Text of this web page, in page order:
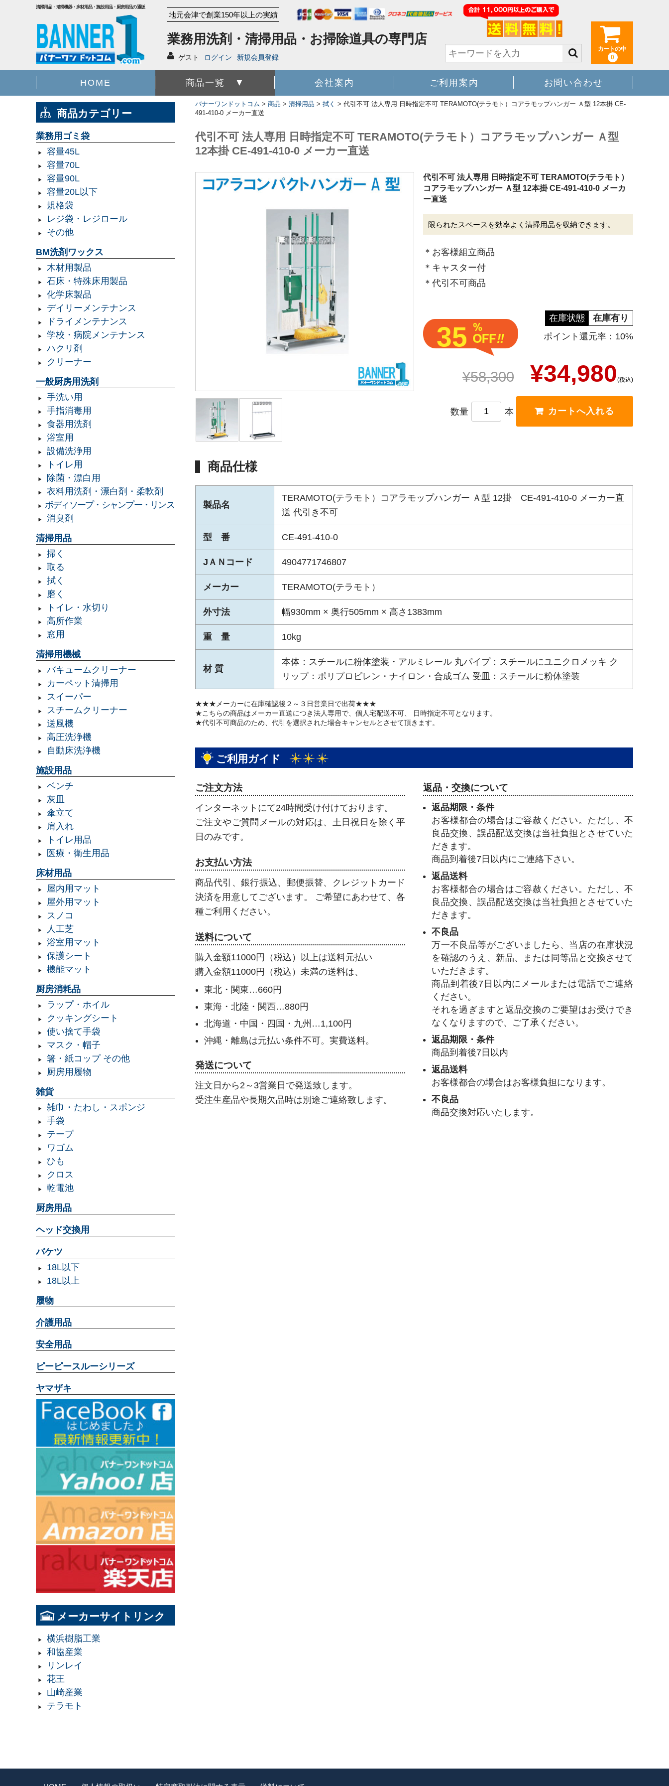
清掃用品・清掃機器・床材用品・施設用品・厨房用品の通販
地元会津で創業150年以上の実績
業務用洗剤・清掃用品・お掃除道具の専門店
ゲスト ログイン 新規会員登録
カートの中
0
HOME 商品一覧 ▼ 会社案内 ご利用案内 お問い合わせ
バナーワンドットコム > 商品 > 清掃用品 > 拭く > 代引不可 法人専用 日時指定不可 TERAMOTO(テラモト）コアラモップハンガー Ａ型 12本掛 CE-
491-410-0 メーカー直送
代引不可 法人専用 日時指定不可 TERAMOTO(テラモト）コアラモップハンガー Ａ型
12本掛 CE-491-410-0 メーカー直送
代引不可 法人専用 日時指定不可 TERAMOTO(テラモト）
コアラモップハンガー Ａ型 12本掛 CE-491-410-0 メーカ
ー直送
限られたスペースを効率よく清掃用品を収納できます。
＊お客様組立商品
＊キャスター付
＊代引不可商品
在庫状態
在庫有り
ポイント還元率：10%
35
¥58,300 ¥34,980(税込)
数量 本
商品仕様
製品名
TERAMOTO(テラモト）コアラモップハンガー Ａ型 12掛 CE-491-410-0 メーカー直
送 代引き不可
型 番 CE-491-410-0
JＡＮコード 4904771746807
メーカー TERAMOTO(テラモト）
外寸法 幅930mm × 奥行505mm × 高さ1383mm
重 量 10kg
材 質
本体：スチールに粉体塗装・アルミレール 丸パイプ：スチールにユニクロメッキ ク
リップ：ポリプロピレン・ナイロン・合成ゴム 受皿：スチールに粉体塗装
★★★メーカーに在庫確認後２～３日営業日で出荷★★★
★こちらの商品はメーカー直送につき法人専用で、個人宅配送不可、 日時指定不可となります。
★代引不可商品のため、代引を選択された場合キャンセルとさせて頂きます。
ご利用ガイド
ご注文方法
インターネットにて24時間受け付けております。
ご注文やご質問メールの対応は、土日祝日を除く平
日のみです。
お支払い方法
商品代引、銀行振込、郵便振替、クレジットカード
決済を用意してございます。 ご希望にあわせて、各
種ご利用ください。
送料について
購入金額11000円（税込）以上は送料元払い
購入金額11000円（税込）未満の送料は、
東北・関東…660円
東海・北陸・関西…880円
北海道・中国・四国・九州…1,100円
沖縄・離島は元払い条件不可。実費送料。
発送について
注文日から2～3営業日で発送致します。
受注生産品や長期欠品時は別途ご連絡致します。
返品・交換について
返品期限・条件
お客様都合の場合はご容赦ください。ただし、不
良品交換、誤品配送交換は当社負担とさせていた
だきます。
商品到着後7日以内にご連絡下さい。
返品送料
お客様都合の場合はご容赦ください。ただし、不
良品交換、誤品配送交換は当社負担とさせていた
だきます。
不良品
万一不良品等がございましたら、当店の在庫状況
を確認のうえ、新品、または同等品と交換させて
いただきます。
商品到着後7日以内にメールまたは電話でご連絡
ください。
それを過ぎますと返品交換のご要望はお受けでき
なくなりますので、ご了承ください。
返品期限・条件
商品到着後7日以内
返品送料
お客様都合の場合はお客様負担になります。
不良品
商品交換対応いたします。
商品カテゴリー
業務用ゴミ袋
容量45L
容量70L
容量90L
容量20L以下
規格袋
レジ袋・レジロール
その他
BM洗剤ワックス
木材用製品
石床・特殊床用製品
化学床製品
デイリーメンテナンス
ドライメンテナンス
学校・病院メンテナンス
ハクリ剤
クリーナー
一般厨房用洗剤
手洗い用
手指消毒用
食器用洗剤
浴室用
設備洗浄用
トイレ用
除菌・漂白用
衣料用洗剤・漂白剤・柔軟剤
ボディソープ・シャンプー・リンス
消臭剤
清掃用品
掃く
取る
拭く
磨く
トイレ・水切り
高所作業
窓用
清掃用機械
バキュームクリーナー
カーペット清掃用
スイーパー
スチームクリーナー
送風機
高圧洗浄機
自動床洗浄機
施設用品
ベンチ
灰皿
傘立て
肩入れ
トイレ用品
医療・衛生用品
床材用品
屋内用マット
屋外用マット
スノコ
人工芝
浴室用マット
保護シート
機能マット
厨房消耗品
ラップ・ホイル
クッキングシート
使い捨て手袋
マスク・帽子
箸・紙コップ その他
厨房用履物
雑貨
雑巾・たわし・スポンジ
手袋
テープ
ワゴム
ひも
クロス
乾電池
厨房用品
ヘッド交換用
バケツ
18L以下
18L以上
履物
介護用品
安全用品
ピーピースルーシリーズ
ヤマザキ
メーカーサイトリンク
横浜樹脂工業
和協産業
リンレイ
花王
山崎産業
テラモト